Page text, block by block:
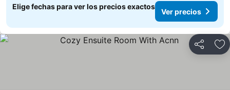
Elige fechas para ver los precios exactos
Ver precios
Compartir